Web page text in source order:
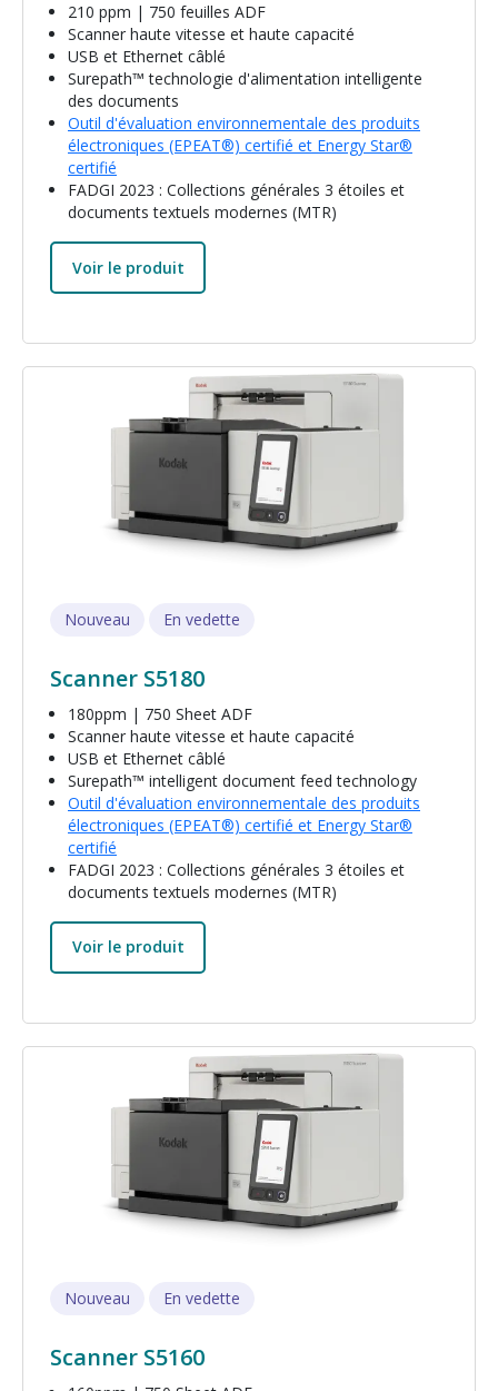
210 ppm | 750 feuilles ADF
Scanner haute vitesse et haute capacité
USB et Ethernet câblé
Surepath™ technologie d'alimentation intelligente
des documents
Outil d'évaluation environnementale des produits
électroniques (EPEAT®) certifié et Energy Star®
certifié
FADGI 2023 : Collections générales 3 étoiles et
documents textuels modernes (MTR)
Voir le produit
Nouveau En vedette
Scanner S5180
180ppm | 750 Sheet ADF
Scanner haute vitesse et haute capacité
USB et Ethernet câblé
Surepath™ intelligent document feed technology
Outil d'évaluation environnementale des produits
électroniques (EPEAT®) certifié et Energy Star®
certifié
FADGI 2023 : Collections générales 3 étoiles et
documents textuels modernes (MTR)
Voir le produit
Image
Nouveau En vedette
Scanner S5160